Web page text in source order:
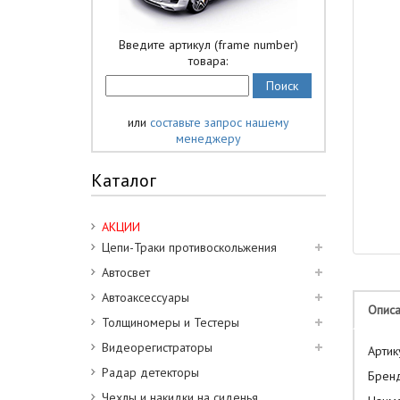
Введите артикул (frame number)
товара:
или составьте запрос нашему
менеджеру
Каталог
АКЦИИ
Цепи-Траки противоскольжения
Автосвет
Автоаксессуары
Толщиномеры и Тестеры
Видеорегистраторы
Радар детекторы